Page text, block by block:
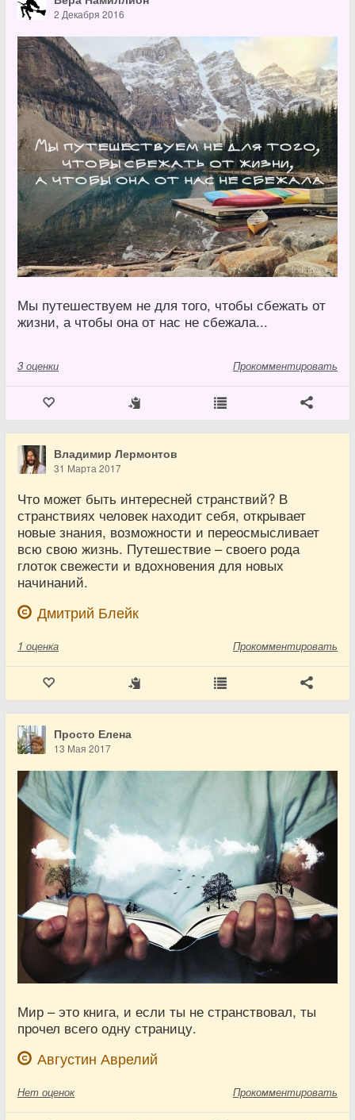
2 Декабря 2016
Мы путешествуем не для того, чтобы сбежать от
жизни, а чтобы она от нас не сбежала...
3 оценки Прокомментировать
Владимир Лермонтов
31 Марта 2017
Что может быть интересней странствий? В
странствиях человек находит себя, открывает
новые знания, возможности и переосмысливает
всю свою жизнь. Путешествие – своего рода
глоток свежести и вдохновения для новых
начинаний.
Дмитрий Блейк
1 оценка Прокомментировать
Просто Елена
13 Мая 2017
Мир – это книга, и если ты не странствовал, ты
прoчел всего одну страницу.
Августин Аврелий
Нет оценок Прокомментировать